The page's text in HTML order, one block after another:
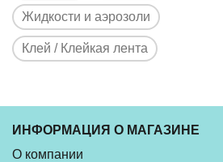
Жидкости и аэрозоли
Клей / Клейкая лента
ИНФОРМАЦИЯ О МАГАЗИНЕ
О компании